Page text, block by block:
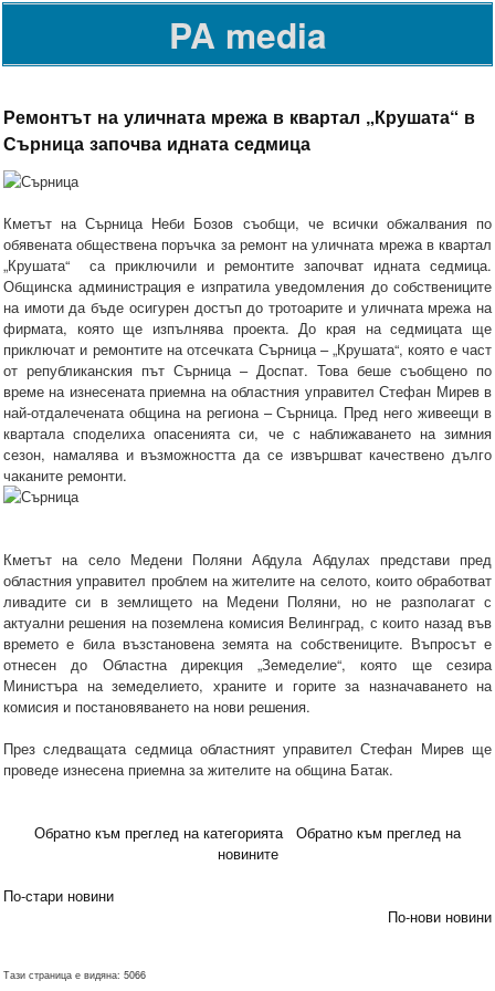
PA media
Ремонтът на уличната мрежа в квартал „Крушата“ в
Сърница започва идната седмица
Кметът на Сърница Неби Бозов съобщи, че всички обжалвания по
обявената обществена поръчка за ремонт на уличната мрежа в квартал
„Крушата“ са приключили и ремонтите започват идната седмица.
Общинска администрация е изпратила уведомления до собствениците
на имоти да бъде осигурен достъп до тротоарите и уличната мрежа на
фирмата, която ще изпълнява проекта. До края на седмицата ще
приключат и ремонтите на отсечката Сърница – „Крушата“, която е част
от републиканския път Сърница – Доспат. Това беше съобщено по
време на изнесената приемна на областния управител Стефан Мирев в
най-отдалечената община на региона – Сърница. Пред него живеещи в
квартала споделиха опасенията си, че с наближаването на зимния
сезон, намалява и възможността да се извършват качествено дълго
чаканите ремонти.
Кметът на село Медени Поляни Абдула Абдулах представи пред
областния управител проблем на жителите на селото, които обработват
ливадите си в землището на Медени Поляни, но не разполагат с
актуални решения на поземлена комисия Велинград, с които назад във
времето е била възстановена земята на собствениците. Въпросът е
отнесен до Областна дирекция „Земеделие“, която ще сезира
Министъра на земеделието, храните и горите за назначаването на
комисия и постановяването на нови решения.
През следващата седмица областният управител Стефан Мирев ще
проведе изнесена приемна за жителите на община Батак.
Обратно към преглед на категорията
Обратно към преглед на
новините
По-стари новини
По-нови новини
Тази страница е видяна: 5066